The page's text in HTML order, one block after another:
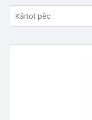
Kārtot pēc